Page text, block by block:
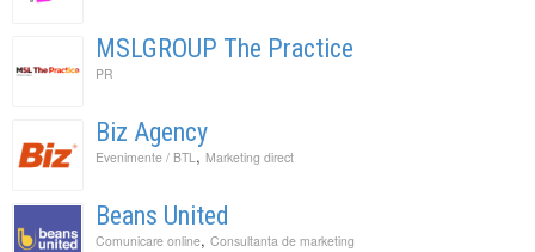
MSLGROUP The Practice
PR
Biz Agency
Evenimente / BTL , Marketing direct
Beans United
Comunicare online, Consultanta de marketing